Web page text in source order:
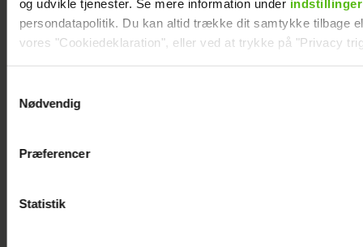
og udvikle tjenester. Se mere information under indstillinger
persondatapolitik. Du kan altid trække dit samtykke tilbage
vores "Cookiedeklaration", eller ved at trykke på "Privacy
Vi anvender egne cookies og cookies fra tredjeparter til at
generere statistik og huske dine præferencer samt til brug
Nødvendig
Præferencer
Statistik
Åbner op om hårdt år: "Det var ganske
Kendt dansk